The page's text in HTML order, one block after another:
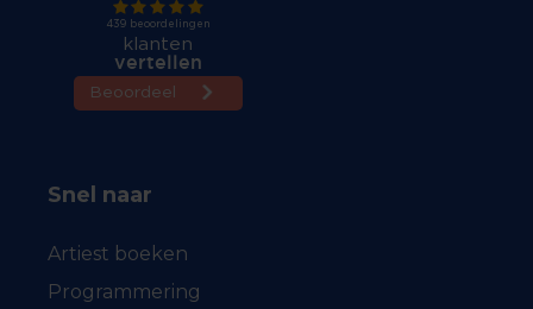
Snel naar
Artiest boeken
Programmering